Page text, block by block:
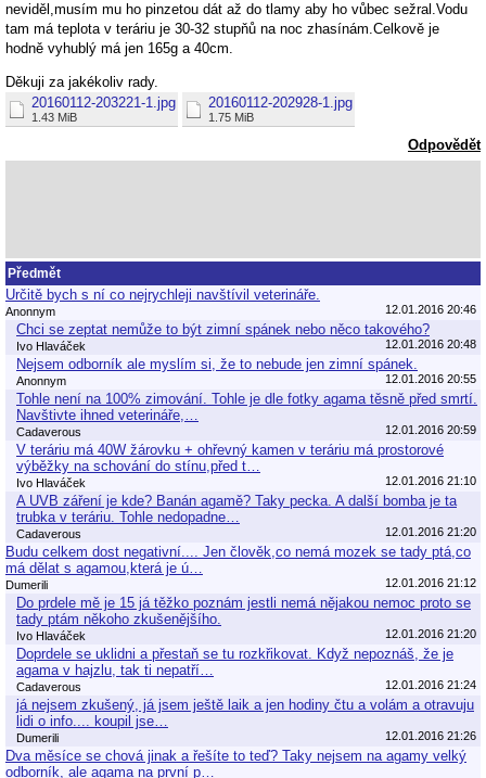
neviděl,musím mu ho pinzetou dát až do tlamy aby ho vůbec sežral.Vodu
tam má teplota v teráriu je 30-32 stupňů na noc zhasínám.Celkově je
hodně vyhublý má jen 165g a 40cm.
Děkuji za jakékoliv rady.
20160112-203221-1.jpg
1.43 MiB
20160112-202928-1.jpg
1.75 MiB
Odpovědět
Předmět
Určitě bych s ní co nejrychleji navštívil veterináře.
Anonnym 12.01.2016 20:46
Chci se zeptat nemůže to být zimní spánek nebo něco takového?
Ivo Hlaváček 12.01.2016 20:48
Nejsem odborník ale myslím si, že to nebude jen zimní spánek.
Anonnym 12.01.2016 20:55
Tohle není na 100% zimování. Tohle je dle fotky agama těsně před smrtí.
Navštivte ihned veterináře,…
Cadaverous 12.01.2016 20:59
V teráriu má 40W žárovku + ohřevný kamen v teráriu má prostorové
výběžky na schování do stínu,před t…
Ivo Hlaváček 12.01.2016 21:10
A UVB záření je kde? Banán agamě? Taky pecka. A další bomba je ta
trubka v teráriu. Tohle nedopadne…
Cadaverous 12.01.2016 21:20
Budu celkem dost negativní.... Jen člověk,co nemá mozek se tady ptá,co
má dělat s agamou,která je ú…
Dumerili 12.01.2016 21:12
Do prdele mě je 15 já těžko poznám jestli nemá nějakou nemoc proto se
tady ptám někoho zkušenějšího.
Ivo Hlaváček 12.01.2016 21:20
Doprdele se uklidni a přestaň se tu rozkřikovat. Když nepoznáš, že je
agama v hajzlu, tak ti nepatří…
Cadaverous 12.01.2016 21:24
já nejsem zkušený, já jsem ještě laik a jen hodiny čtu a volám a otravuju
lidi o info.... koupil jse…
Dumerili 12.01.2016 21:26
Dva měsíce se chová jinak a řešíte to teď? Taky nejsem na agamy velký
odborník, ale agama na první p…